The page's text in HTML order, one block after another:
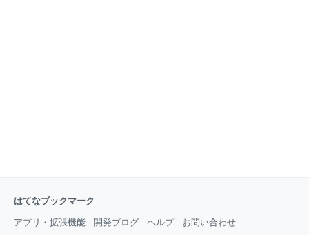
はてなブックマーク
アプリ・拡張機能 開発ブログ ヘルプ お問い合わせ